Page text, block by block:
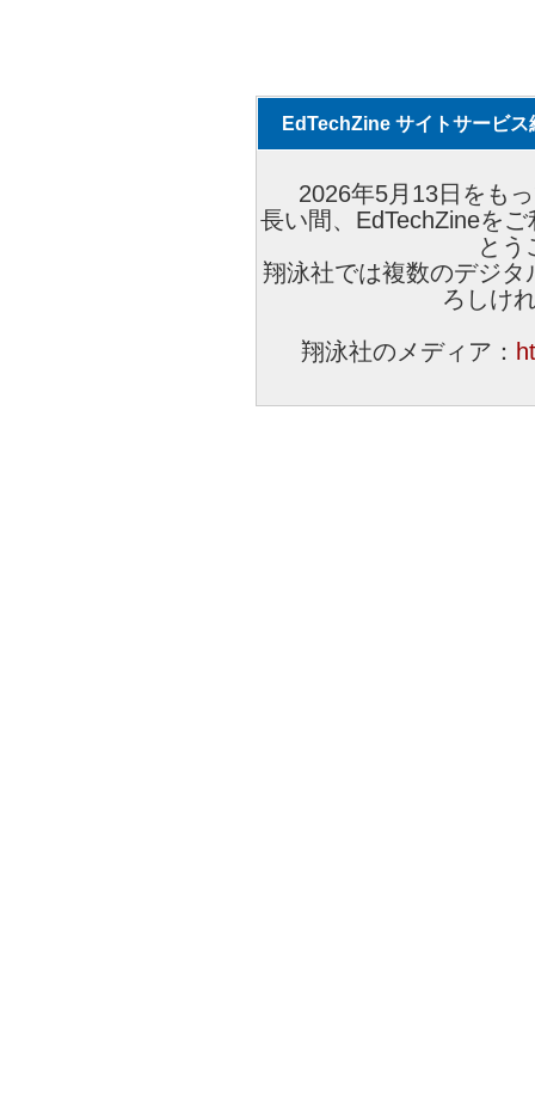
EdTechZine サイトサービス
2026年5月13日をも
長い間、EdTechZineを
とう
翔泳社では複数のデジ
ろしけ
翔泳社のメディア：